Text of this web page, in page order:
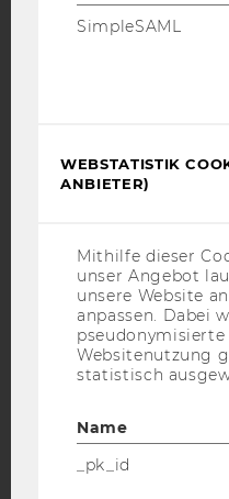
COOKIE
SimpleSAML
WEBSTATISTIK
ANBIETER)
Mithilfe dieser
unser Angebot
unsere Website
anpassen. Dabei
Websitenutzung
statistisch
Name
_pk_id